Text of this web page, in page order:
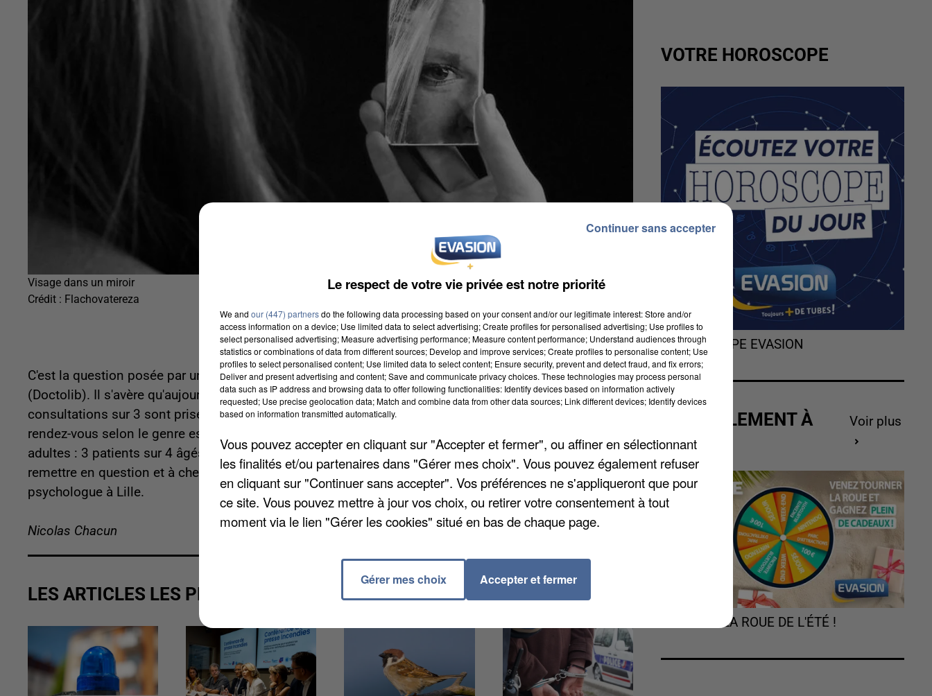
Visage dans un miroir
Crédit : Flachovatereza
C'est la question posée par un service bien connu de prise de rendez-vous chez son médecin
(Doctolib). Il s'avère qu'aujourd’hui, à l’échelle de la région comme à l’échelle nationale, plus de 2
consultations sur 3 sont prises par des femmes (67 %). Pour les patients mineurs, la répartition des
rendez-vous selon le genre est plus équilibrée... Mais elle l’est beaucoup moins pour les plus jeunes
adultes : 3 patients sur 4 âgés de 18 à 24 ans sont des femmes. « Les femmes ont tendance à se
remettre en question et à chercher de l’aide plus naturellement », explique Emilie Avondino,
psychologue à Lille.
Nicolas Chacun
LES ARTICLES LES PLUS VUS
VOTRE HOROSCOPE
L'HOROSCOPE EVASION
ACTUELLEMENT À
GAGNER
Voir plus
TOURNEZ LA ROUE DE L'ÉTÉ !
Le respect de votre vie privée est notre priorité
We and our (447) partnersdo the following data processing based on your consent and/or our legitimate interest: Store and/or
access information on a device; Use limited data to select advertising; Create profiles for personalised advertising; Use profiles to
select personalised advertising; Measure advertising performance; Measure content performance; Understand audiences through
statistics or combinations of data from different sources; Develop and improve services; Create profiles to personalise content; Use
profiles to select personalised content; Use limited data to select content; Ensure security, prevent and detect fraud, and fix errors;
Deliver and present advertising and content; Save and communicate privacy choices. These technologies may process personal
data such as IP address and browsing data to offer following functionalities: Identify devices based on information actively
requested; Use precise geolocation data; Match and combine data from other data sources; Link different devices; Identify devices
based on information transmitted automatically.
Vous pouvez accepter en cliquant sur "Accepter et fermer", ou affiner en sélectionnant
les finalités et/ou partenaires dans "Gérer mes choix". Vous pouvez également refuser
en cliquant sur "Continuer sans accepter". Vos préférences ne s'appliqueront que pour
ce site. Vous pouvez mettre à jour vos choix, ou retirer votre consentement à tout
moment via le lien "Gérer les cookies" situé en bas de chaque page.
Gérer mes choix Accepter et fermer
Continuer sans accepter